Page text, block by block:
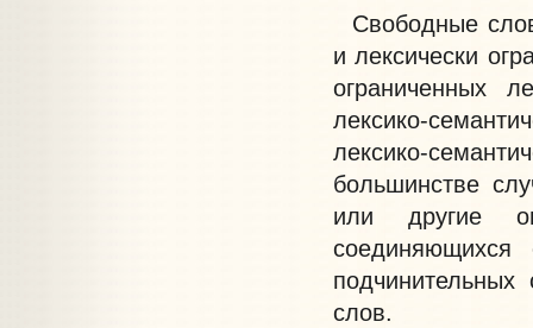
Свободные
и лексически
ограниченных
лексико-
лексико-
большинстве
или другие
соединяющихся
слов.